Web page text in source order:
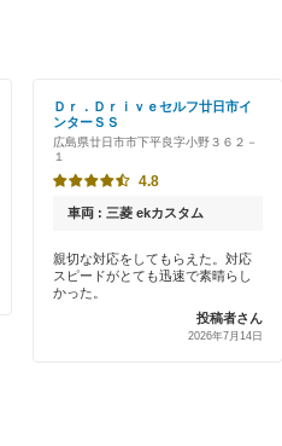
る
Ｄｒ．Ｄｒｉｖｅセルフ廿日市イ
ンターＳＳ
広島県廿日市市下平良字小野３６２－
１
4.8
車両 : 三菱 ekカスタム
親切な対応をしてもらえた。対応
スピードがとても迅速で素晴らし
かった。
投稿者さん
2026年7月14日